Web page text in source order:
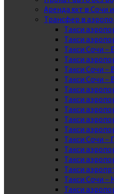
Аренда яхт в Сочи
Трансфер в
Такси
Такси
Такси Сочи –
Такси
Такси Сочи –
Такси Сочи –
Такси
Такси
Такси
Такси
Такси
Такси Сочи –
Такси
Такси
Такси
Такси Сочи –
Такси